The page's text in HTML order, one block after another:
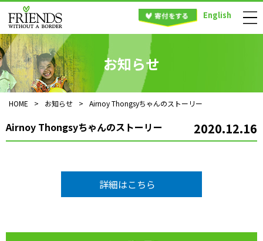
English
お知らせ
HOME > お知らせ > Airnoy Thongsyちゃんのストーリー
Airnoy Thongsyちゃんのストーリー 2020.12.16
詳細はこちら